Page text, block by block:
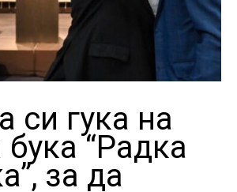
си гука на
бука “Радка
за да